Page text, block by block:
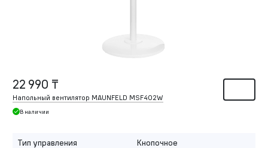
22 990 ₸
Напольный вентилятор MAUNFELD MSF402W
В наличии
Тип управления
Кнопочное